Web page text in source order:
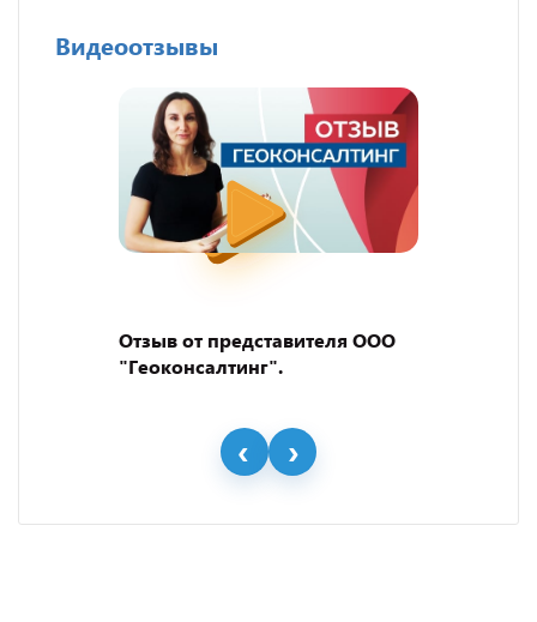
Видеоотзывы
Отзыв от представителя ООО
"Геоконсалтинг".